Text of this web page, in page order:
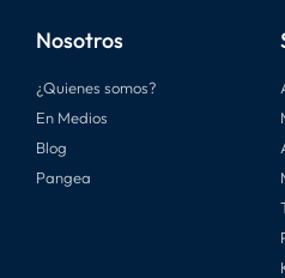
Nosotros
¿Quienes somos?
En Medios
Blog
Pangea